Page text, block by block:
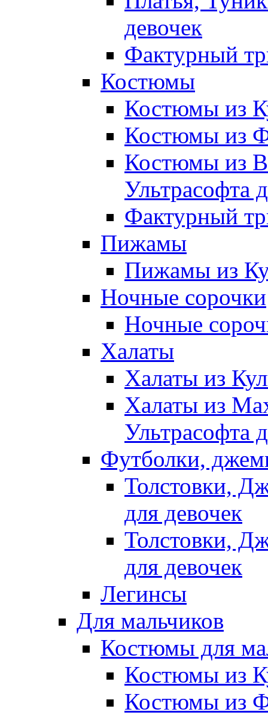
девочек
Фактурный
Костюмы
Костюмы из
Костюмы из
Костюмы из
Ультрасофта
Фактурный
Пижамы
Пижамы из
Ночные сорочки
Ночные
Халаты
Халаты из
Халаты из
Ультрасофта
Футболки,
Толстовки,
для девочек
Толстовки,
для девочек
Легинсы
Для мальчиков
Костюмы для
Костюмы из
Костюмы из